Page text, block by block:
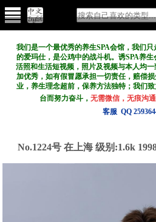
我们是一个最优秀的养生SPA会馆，我们
的爱玛仕，是公鸡中的战斗机。诱SPA养
活照和生活短视频，照片及视频与本人均
加优秀，如有假冒愿承担一切责任，赔偿
业，养生理念超前，保养方法独特；我们
台而努力奋斗，无需微信，无痕沟通
客服 QQ
No.1224号 在上海 级别:1.6k